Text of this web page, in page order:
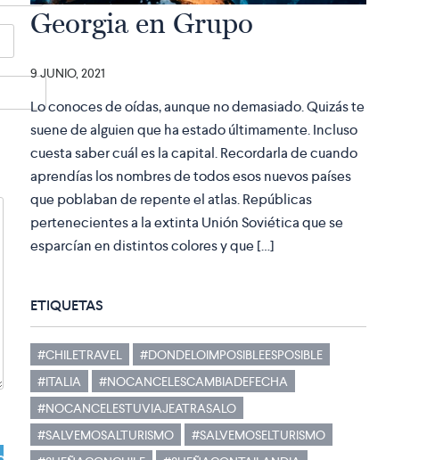
Georgia en Grupo
9 JUNIO, 2021
Lo conoces de oídas, aunque no demasiado. Quizás te
suene de alguien que ha estado últimamente. Incluso
cuesta saber cuál es la capital. Recordarla de cuando
aprendías los nombres de todos esos nuevos países
que poblaban de repente el atlas. Repúblicas
pertenecientes a la extinta Unión Soviética que se
esparcían en distintos colores y que […]
ETIQUETAS
#CHILETRAVEL
#DONDELOIMPOSIBLEESPOSIBLE
#ITALIA
#NOCANCELESCAMBIADEFECHA
#NOCANCELESTUVIAJEATRASALO
#SALVEMOSALTURISMO
#SALVEMOSELTURISMO